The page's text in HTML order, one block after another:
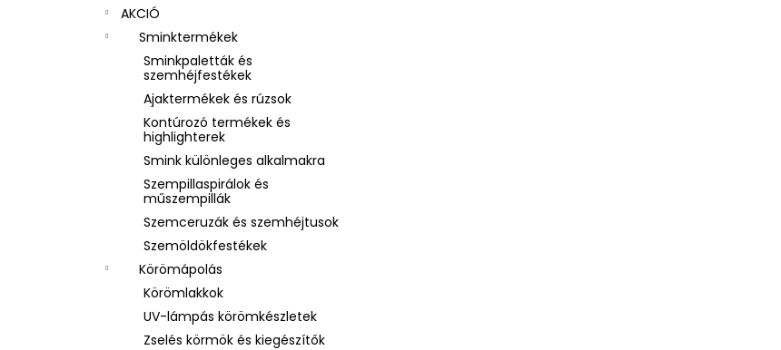
AKCIÓ
Sminktermékek
Sminkpaletták és
szemhéjfestékek
Ajaktermékek és rúzsok
Kontúrozó termékek és
highlighterek
Smink különleges alkalmakra
Szempillaspirálok és
műszempillák
Szemceruzák és szemhéjtusok
Szemöldökfestékek
Körömápolás
Körömlakkok
UV-lámpás körömkészletek
Zselés körmök és kiegészítők